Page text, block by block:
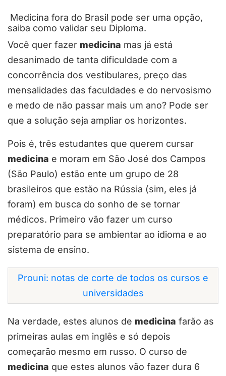
Medicina fora do Brasil pode ser uma opção,
saiba como validar seu Diploma.
Você quer fazer medicina mas já está
desanimado de tanta dificuldade com a
concorrência dos vestibulares, preço das
mensalidades das faculdades e do nervosismo
e medo de não passar mais um ano? Pode ser
que a solução seja ampliar os horizontes.
Pois é, três estudantes que querem cursar
medicina e moram em São José dos Campos
(São Paulo) estão ente um grupo de 28
brasileiros que estão na Rússia (sim, eles já
foram) em busca do sonho de se tornar
médicos. Primeiro vão fazer um curso
preparatório para se ambientar ao idioma e ao
sistema de ensino.
Prouni: notas de corte de todos os cursos e
universidades
Na verdade, estes alunos de medicina farão as
primeiras aulas em inglês e só depois
começarão mesmo em russo. O curso de
medicina que estes alunos vão fazer dura 6